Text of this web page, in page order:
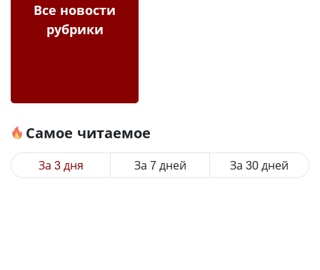
Все новости
рубрики
Самое читаемое
За 3 дня За 7 дней За 30 дней